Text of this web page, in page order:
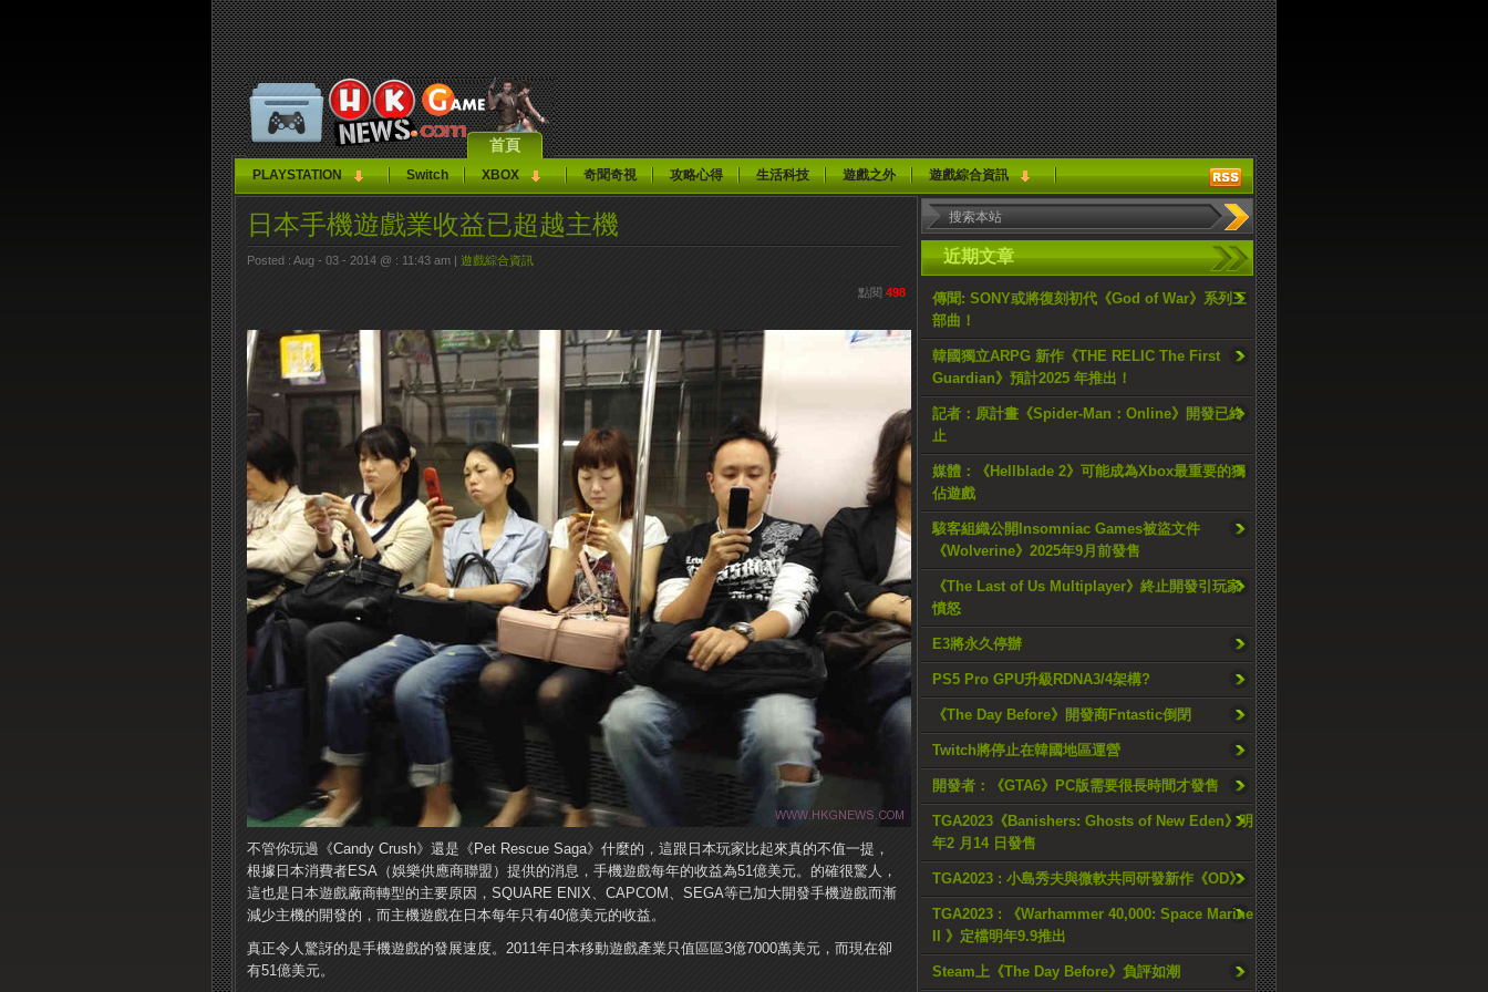
首頁
PLAYSTATION Switch XBOX 奇聞奇視 攻略心得 生活科技 遊戲之外 遊戲綜合資訊
近期文章
傳聞: SONY或將復刻初代《God of War》系列三
部曲！
韓國獨立ARPG 新作《THE RELIC The First
Guardian》預計2025 年推出！
記者：原計畫《Spider-Man：Online》開發已終
止
媒體：《Hellblade 2》可能成為Xbox最重要的獨
佔遊戲
駭客組織公開Insomniac Games被盜文件
《Wolverine》2025年9月前發售
《The Last of Us Multiplayer》終止開發引玩家
憤怒
E3將永久停辦
PS5 Pro GPU升級RDNA3/4架構?
《The Day Before》開發商Fntastic倒閉
Twitch將停止在韓國地區運營
開發者：《GTA6》PC版需要很長時間才發售
TGA2023《Banishers: Ghosts of New Eden》明
年2 月14 日發售
TGA2023 : 小島秀夫與微軟共同研發新作《OD》
TGA2023 : 《Warhammer 40,000: Space Marine
II 》定檔明年9.9推出
Steam上《The Day Before》負評如潮
日本手機遊戲業收益已超越主機
Posted : Aug - 03 - 2014 @ : 11:43 am | 遊戲綜合資訊
點閱 498
不管你玩過《Candy Crush》還是《Pet Rescue Saga》什麼的，這跟日本玩家比起來真的不值一提，
根據日本消費者ESA（娛樂供應商聯盟）提供的消息，手機遊戲每年的收益為51億美元。的確很驚人，
這也是日本遊戲廠商轉型的主要原因，SQUARE ENIX、CAPCOM、SEGA等已加大開發手機遊戲而漸
減少主機的開發的，而主機遊戲在日本每年只有40億美元的收益。
真正令人驚訝的是手機遊戲的發展速度。2011年日本移動遊戲產業只值區區3億7000萬美元，而現在卻
有51億美元。